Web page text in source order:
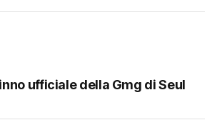
ufficiale della Gmg di Seul